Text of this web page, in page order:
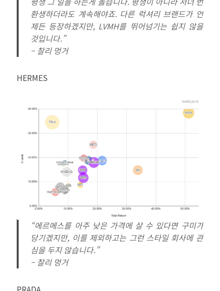
환생하더라도 계속해야죠. 다른 럭셔리 브랜드가 언
제든 등장하겠지만, LVMH를 뛰어넘기는 쉽지 않을
것입니다.”
– 찰리 멍거
HERMES
“에르메스를 아주 낮은 가격에 살 수 있다면 구미가
당기겠지만, 이를 제외하고는 그런 스타일 회사에 관
심을 두지 않습니다.”
– 찰리 멍거